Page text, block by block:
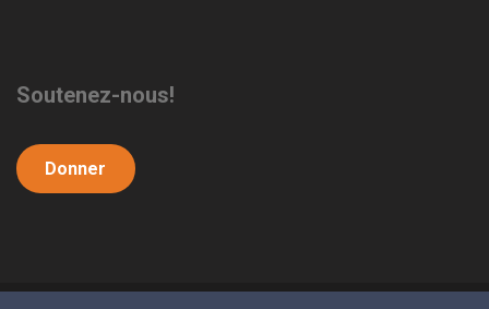
Soutenez-nous!
Donner